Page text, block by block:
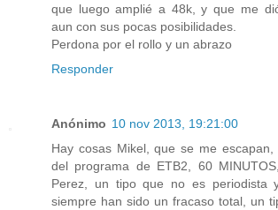
que luego amplié a 48k, y que me
aun con sus pocas posibilidades.
Perdona por el rollo y un abrazo
Responder
Anónimo 10 nov 2013, 19:21:00
Hay cosas Mikel, que se me
del programa de ETB2, 60
Perez, un tipo que no es periodista
siempre han sido un fracaso total, un